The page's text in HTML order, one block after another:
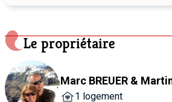
Le propriétaire
Marc BREUER &
1 logement